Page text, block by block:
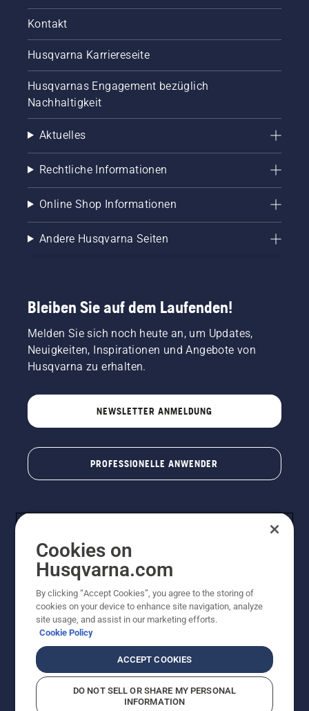
Kontakt
Husqvarna Karriereseite
Husqvarnas Engagement bezüglich
Nachhaltigkeit
Aktuelles
Rechtliche Informationen
Online Shop Informationen
Andere Husqvarna Seiten
Bleiben Sie auf dem Laufenden!
Melden Sie sich noch heute an, um Updates,
Neuigkeiten, Inspirationen und Angebote von
Husqvarna zu erhalten.
NEWSLETTER ANMELDUNG
PROFESSIONELLE ANWENDER
© Husqvarna AB (publ). Alle Rechte vorbehalten. Bei
den Preisangaben handelt es sich um unverbindliche
Preisempfehlungen in Euro inkl. der gesetzlichen
Preisempfehlungen (inkl. MwSt), es sei denn sie sind für
den direkten Kauf verfügbar.
Cookie-RichtlinieNutzungsbedingungen Datenschutzerklärung
Vermutete Verstöße melden
Cookies on
Husqvarna.com
By clicking “Accept Cookies”, you agree to the storing of
cookies on your device to enhance site navigation, analyze
site usage, and assist in our marketing efforts.
Cookie Policy
ACCEPT COOKIES
DO NOT SELL OR SHARE MY PERSONAL
INFORMATION